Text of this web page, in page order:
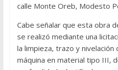
calle Monte Oreb, Modesto
Cabe señalar que esta obra
se realizó mediante una
la limpieza, trazo y
máquina en material tipo III,